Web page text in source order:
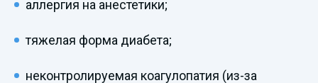
аллергия на анестетики;
тяжелая форма диабета;
неконтролируемая коагулопатия (из-за